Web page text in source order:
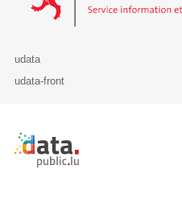
udata
udata-front
Retour à l'accueil de